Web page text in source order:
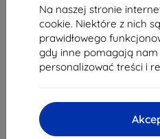
Na naszej stronie
cookie. Niektóre z nich
prawidłowego
gdy inne pomagają
personalizować treści i
Shield-Sk s.r.o.